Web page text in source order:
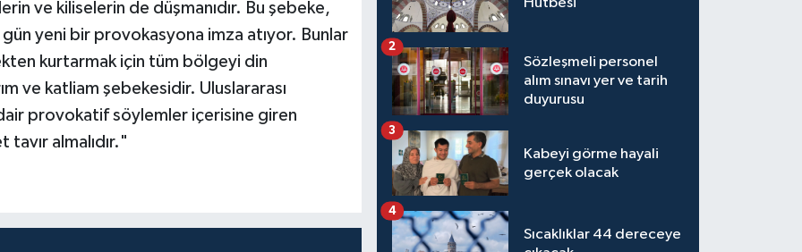
ve kiliselerin de düşmanıdır. Bu şebeke,
yeni bir provokasyona imza atıyor. Bunlar
kurtarmak için tüm bölgeyi din
ve katliam şebekesidir. Uluslararası
provokatif söylemler içerisine giren
almalıdır."
Sözleşmeli personel
alım sınavı yer ve tarih
duyurusu
2
Kabeyi görme hayali
gerçek olacak
3
Sıcaklıklar 44 dereceye
4